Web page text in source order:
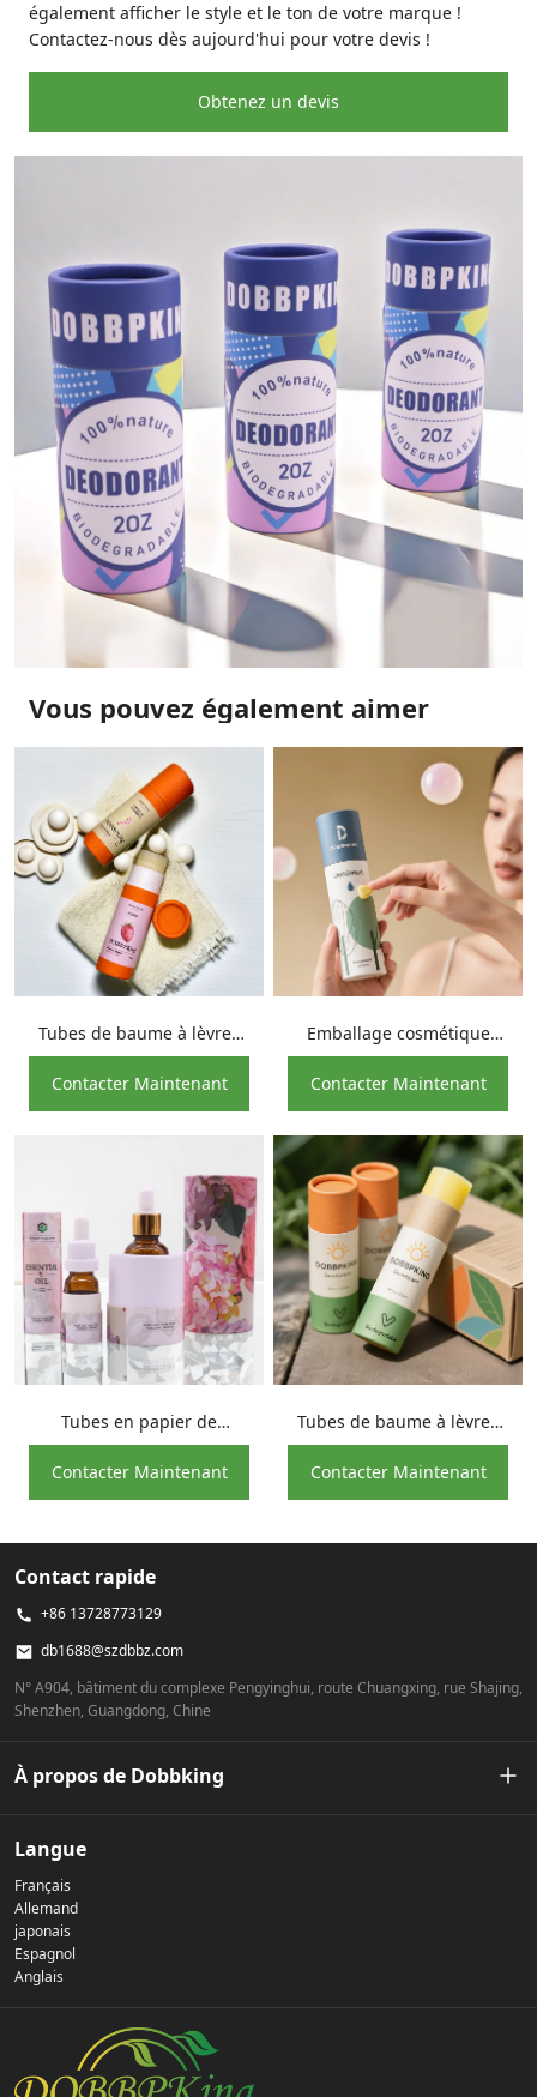
également afficher le style et le ton de votre marque !
Contactez-nous dès aujourd'hui pour votre devis !
Obtenez un devis
Vous pouvez également aimer
Tubes de baume à lèvres
en papier sans plastique
personnalisés Tubes de
baume à lèvres push up en
Contacter Maintenant
Emballage cosmétique
100% biodégradable de
papier de poussée pour le
déodorant
Contacter Maintenant
Tubes en papier de
bouteilles compte-gouttes
de sérum pour le visage de
soins de la peau de luxe
Contacter Maintenant
Tubes de baume à lèvres
en papier kraft Push Up
Contacter Maintenant
Contact rapide
+86 13728773129
db1688@szdbbz.com
N° A904, bâtiment du complexe Pengyinghui, route Chuangxing, rue Shajing,
Shenzhen, Guangdong, Chine
À propos de Dobbking
Notre histoire
Politique de confidentialité
Nous contacter
Langue
Français
Allemand
japonais
Espagnol
Anglais